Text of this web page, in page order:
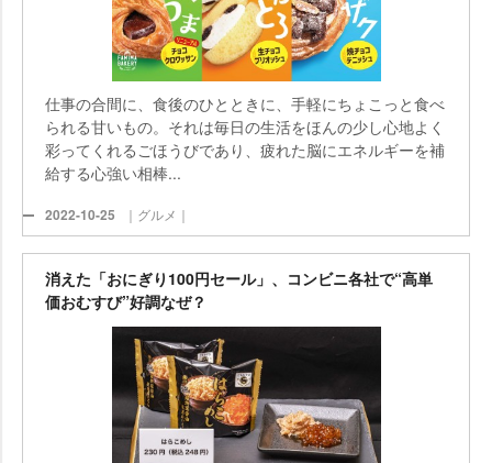
仕事の合間に、食後のひとときに、手軽にちょこっと食べ
られる甘いもの。それは毎日の生活をほんの少し心地よく
彩ってくれるごほうびであり、疲れた脳にエネルギーを補
給する心強い相棒...
2022-10-25 ｜グルメ｜
消えた「おにぎり100円セール」、コンビニ各社で“高単
価おむすび”好調なぜ？